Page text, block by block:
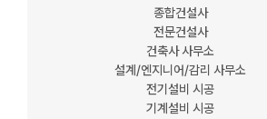
종합건설사
전문건설사
건축사 사무소
설계/엔지니어/감리 사무소
전기설비 시공
기계설비 시공